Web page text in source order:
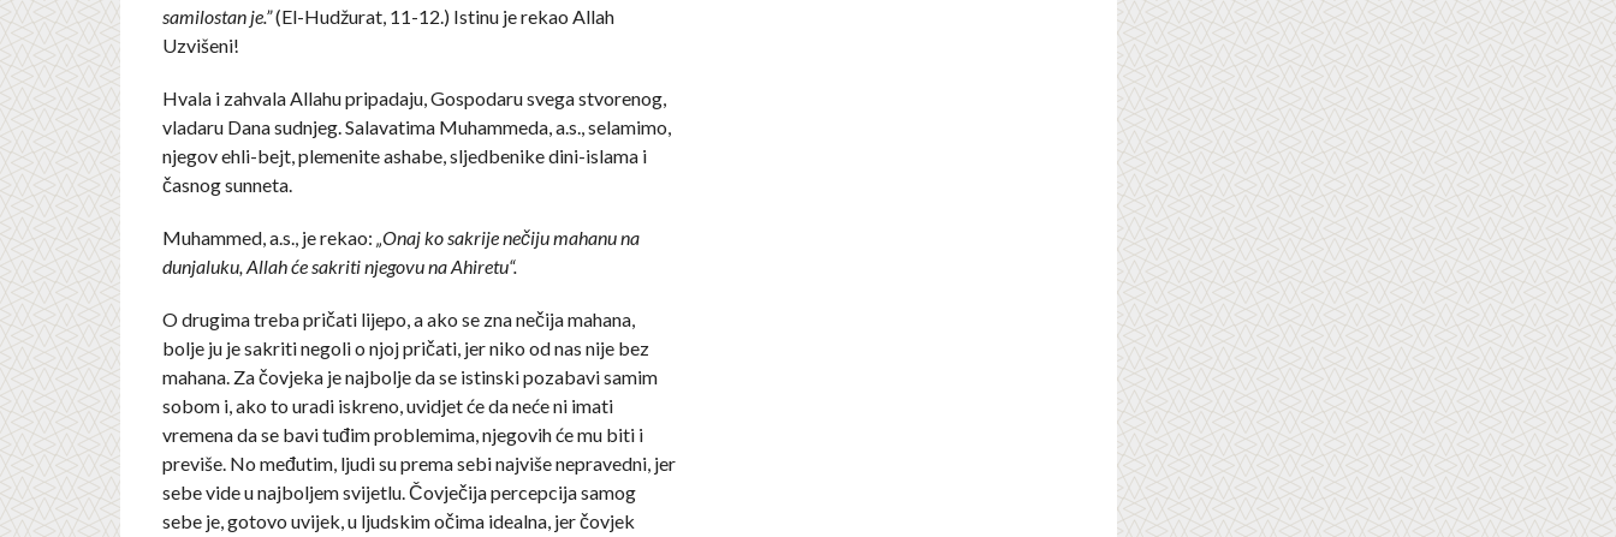
samilostan je.”(El-Hudžurat, 11-12.) Istinu je rekao Allah
Uzvišeni!
Hvala i zahvala Allahu pripadaju, Gospodaru svega stvorenog,
vladaru Dana sudnjeg. Salavatima Muhammeda, a.s., selamimo,
njegov ehli-bejt, plemenite ashabe, sljedbenike dini-islama i
časnog sunneta.
Muhammed, a.s., je rekao: „Onaj ko sakrije nečiju mahanu na
dunjaluku, Allah će sakriti njegovu na Ahiretu“.
O drugima treba pričati lijepo, a ako se zna nečija mahana,
bolje ju je sakriti negoli o njoj pričati, jer niko od nas nije bez
mahana. Za čovjeka je najbolje da se istinski pozabavi samim
sobom i, ako to uradi iskreno, uvidjet će da neće ni imati
vremena da se bavi tuđim problemima, njegovih će mu biti i
previše. No međutim, ljudi su prema sebi najviše nepravedni, jer
sebe vide u najboljem svijetlu. Čovječija percepcija samog
sebe je, gotovo uvijek, u ljudskim očima idealna, jer čovjek